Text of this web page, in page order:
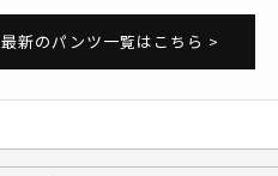
最新のパンツ一覧はこちら >